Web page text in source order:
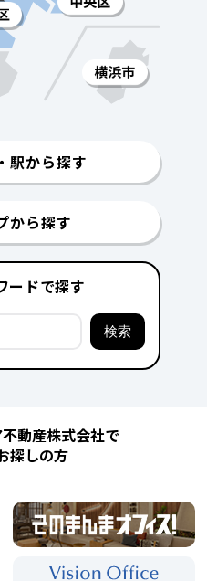
駅から探す
から探す
ードで探す
動産株式会社で
探しの方